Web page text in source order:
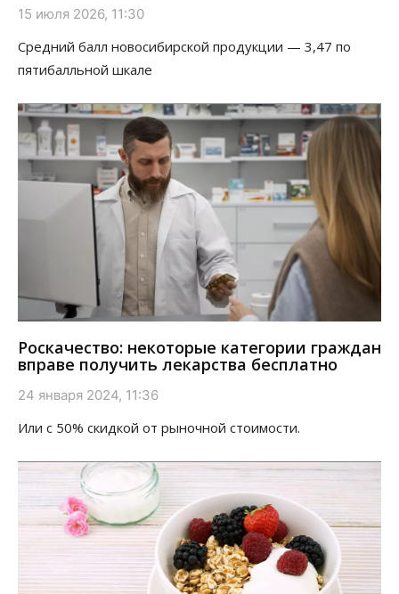
15 июля 2026, 11:30
Средний балл новосибирской продукции — 3,47 по
пятибалльной шкале
Роскачество: некоторые категории граждан
вправе получить лекарства бесплатно
24 января 2024, 11:36
Или с 50% скидкой от рыночной стоимости.